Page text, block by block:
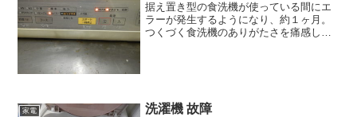
据え置き型の食洗機が使っている間にエ
ラーが発生するようになり、約１ヶ月。
つくづく食洗機のありがたさを痛感して
家電 洗濯機 故障